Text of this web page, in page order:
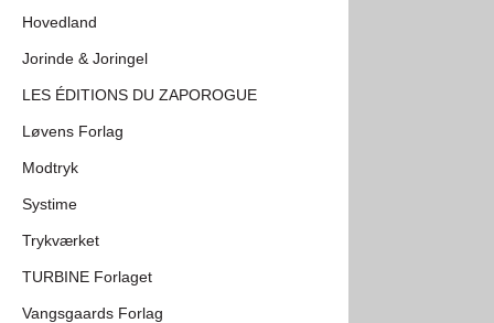
Hovedland
Jorinde & Joringel
LES ÉDITIONS DU ZAPOROGUE
Løvens Forlag
Modtryk
Systime
Trykværket
TURBINE Forlaget
Vangsgaards Forlag